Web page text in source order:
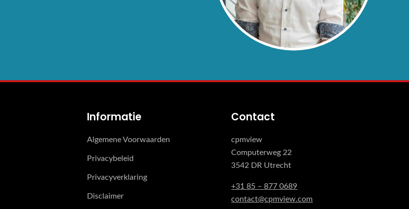
Informatie
Algemene Voorwaarden
Privacybeleid
Privacyverklaring
Disclaimer
Contact
cpmview
Computerweg 22
3542 DR Utrecht
+31 85 – 877 0689
contact@cpmview.com